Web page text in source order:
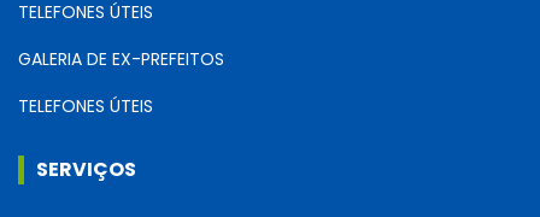
TELEFONES ÚTEIS
GALERIA DE EX-PREFEITOS
TELEFONES ÚTEIS
SERVIÇOS